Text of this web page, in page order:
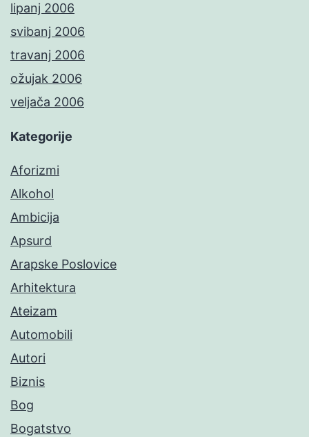
lipanj 2006
svibanj 2006
travanj 2006
ožujak 2006
veljača 2006
Kategorije
Aforizmi
Alkohol
Ambicija
Apsurd
Arapske Poslovice
Arhitektura
Ateizam
Automobili
Autori
Biznis
Bog
Bogatstvo